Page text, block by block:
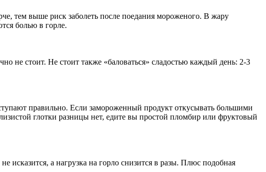
тем выше риск заболеть после поедания мороженого. В жару
болью в горле.
не стоит. Не стоит также «баловаться» сладостью каждый день: 2-3
правильно. Если замороженный продукт откусывать большими
глотки разницы нет, едите вы простой пломбир или фруктовый
исказится, а нагрузка на горло снизится в разы. Плюс подобная